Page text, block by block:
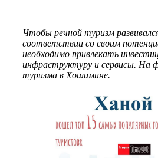
Чтобы речной туризм
соответствии со своим
необходимо привлекать
инфраструктуру и сервисы. На
туризма в Хошимине.